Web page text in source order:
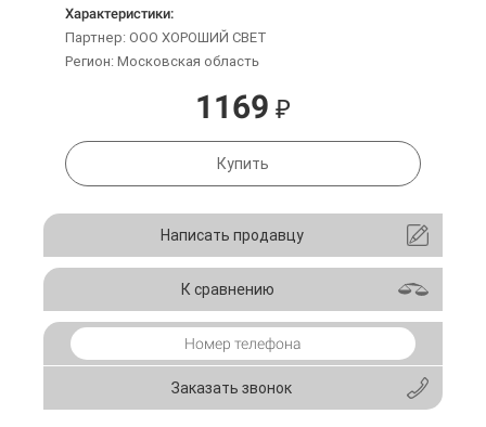
Характеристики:
Партнер: ООО ХОРОШИЙ СВЕТ
Регион: Московская область
1169 ₽
Купить
Написать продавцу
К сравнению
Заказать звонок